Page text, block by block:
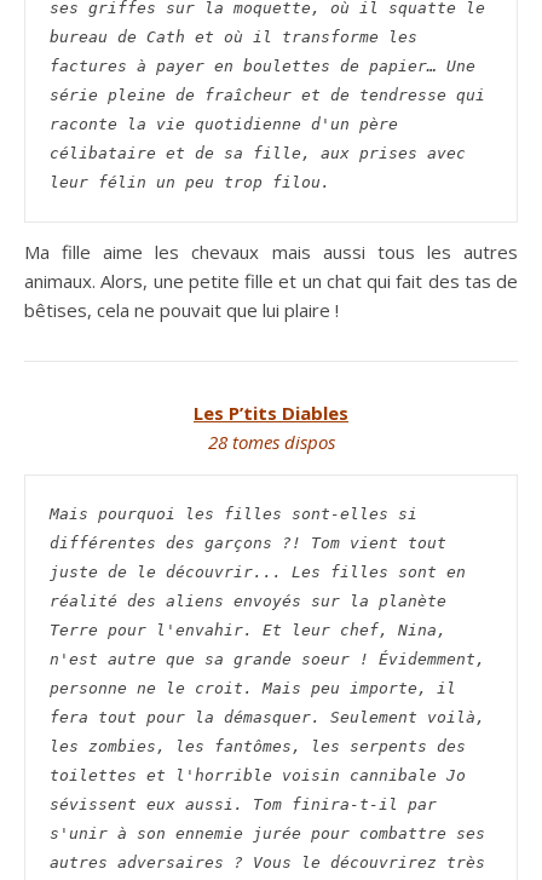
ses griffes sur la moquette, où il squatte le
bureau de Cath et où il transforme les
factures à payer en boulettes de papier… Une
série pleine de fraîcheur et de tendresse qui
raconte la vie quotidienne d'un père
célibataire et de sa fille, aux prises avec
leur félin un peu trop filou.
Ma fille aime les chevaux mais aussi tous les autres
animaux. Alors, une petite fille et un chat qui fait des tas de
bêtises, cela ne pouvait que lui plaire !
Les P’tits Diables
28 tomes dispos
Mais pourquoi les filles sont-elles si
différentes des garçons ?! Tom vient tout
juste de le découvrir... Les filles sont en
réalité des aliens envoyés sur la planète
Terre pour l'envahir. Et leur chef, Nina,
n'est autre que sa grande soeur ! Évidemment,
personne ne le croit. Mais peu importe, il
fera tout pour la démasquer. Seulement voilà,
les zombies, les fantômes, les serpents des
toilettes et l'horrible voisin cannibale Jo
sévissent eux aussi. Tom finira-t-il par
s'unir à son ennemie jurée pour combattre ses
autres adversaires ? Vous le découvrirez très